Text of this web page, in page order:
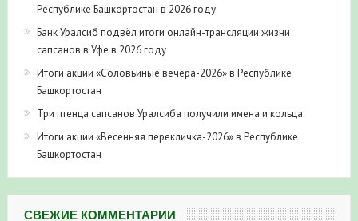
Республике Башкортостан в 2026 году
Банк Уралсиб подвёл итоги онлайн-трансляции жизни
сапсанов в Уфе в 2026 году
Итоги акции «Соловьиные вечера-2026» в Республике
Башкортостан
Три птенца сапсанов Уралсиба получили имена и кольца
Итоги акции «Весенняя перекличка-2026» в Республике
Башкортостан
СВЕЖИЕ КОММЕНТАРИИ